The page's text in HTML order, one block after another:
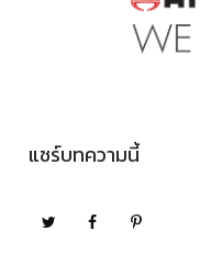
แชร์บทความนี้